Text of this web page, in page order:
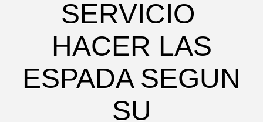
SERVICIO
HACER LAS
ESPADA SEGUN
SU